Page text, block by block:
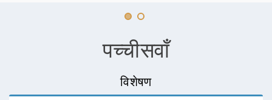
पच्चीसवाँ
विशेषण